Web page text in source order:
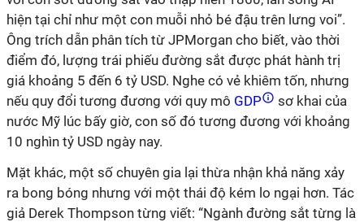
hiện tại chỉ như một con muỗi nhỏ bé đậu trên lưng voi”.
Ông trích dẫn phân tích từ JPMorgan cho biết, vào thời
điểm đó, lượng trái phiếu đường sắt được phát hành trị
giá khoảng 5 đến 6 tỷ USD. Nghe có vẻ khiêm tốn, nhưng
nếu quy đổi tương đương với quy mô GDP
sơ khai của
nước Mỹ lúc bấy giờ, con số đó tương đương với khoảng
10 nghìn tỷ USD ngày nay.
Mặt khác, một số chuyên gia lại thừa nhận khả năng xảy
ra bong bóng nhưng với một thái độ kém lo ngại hơn. Tác
giả Derek Thompson từng viết: “Ngành đường sắt từng là